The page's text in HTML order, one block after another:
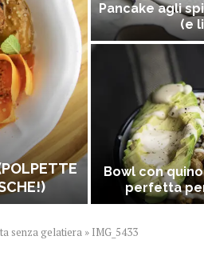
Pancake agli
(e
Bowl con
perfetta
senza gelatiera » IMG_5433